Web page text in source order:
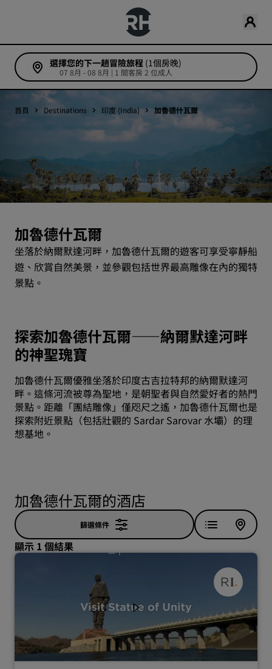
選擇您的下一趟冒險旅程 (1個房晚)
07 8月 - 08 8月 | 1 間客房 2 位成人
首頁 Destinations 印度 (India) 加魯德什瓦爾
加魯德什瓦爾
坐落於納爾默達河畔，加魯德什瓦爾的遊客可享受寧靜船
遊、欣賞自然美景，並參觀包括世界最高雕像在內的獨特
景點。
探索加魯德什瓦爾——納爾默達河畔
的神聖瑰寶
加魯德什瓦爾優雅坐落於印度古吉拉特邦的納爾默達河
畔。這條河流被尊為聖地，是朝聖者與自然愛好者的熱門
景點。距離「團結雕像」僅咫尺之遙，加魯德什瓦爾也是
探索附近景點（包括壯觀的 Sardar Sarovar 水壩）的理
想基地。
加魯德什瓦爾的酒店
篩選條件
顯示 1 個結果